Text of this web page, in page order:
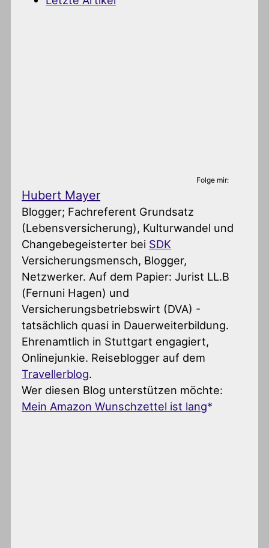
Folge mir:
Hubert Mayer
Blogger; Fachreferent Grundsatz
(Lebensversicherung), Kulturwandel und
Changebegeisterter bei SDK
Versicherungsmensch, Blogger,
Netzwerker. Auf dem Papier: Jurist LL.B
(Fernuni Hagen) und
Versicherungsbetriebswirt (DVA) -
tatsächlich quasi in Dauerweiterbildung.
Ehrenamtlich in Stuttgart engagiert,
Onlinejunkie. Reiseblogger auf dem
Travellerblog.
Wer diesen Blog unterstützen möchte:
Mein Amazon Wunschzettel ist lang